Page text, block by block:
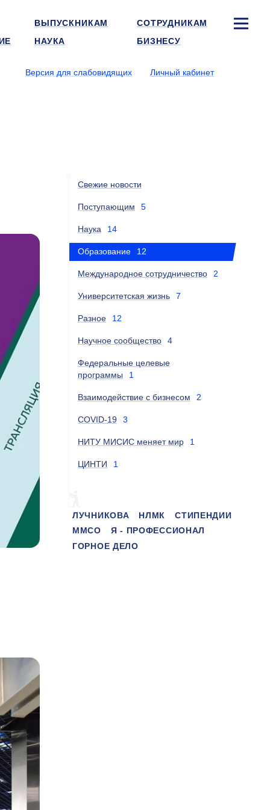
ВЫПУСКНИКАМ
СОТРУДНИКАМ
НАУКА БИЗНЕСУ
Версия для слабовидящих Личный кабинет
Свежие новости
Поступающим 5
Наука 14
Образование 12
Международное сотрудничество 2
Университетская жизнь 7
Разное 12
Научное сообщество 4
Федеральные целевые
программы
1
Взаимодействие с бизнесом 2
COVID-19 3
НИТУ МИСИС меняет мир 1
ЦИНТИ 1
ЛУЧНИКОВА НЛМК
СТИПЕНДИИ
ММСО
Я - ПРОФЕССИОНАЛ
ГОРНОЕ ДЕЛО